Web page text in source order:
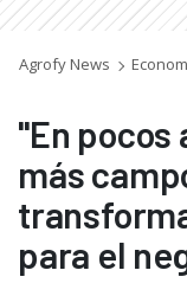
Agrofy News
"En pocos
más
para el